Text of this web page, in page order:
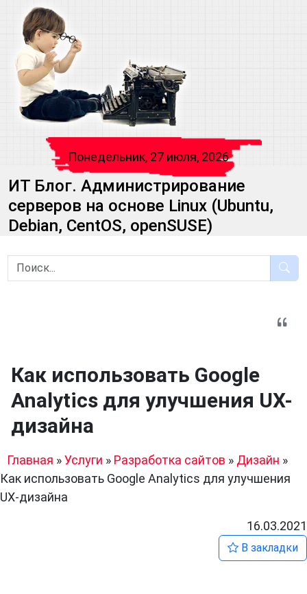
Понедельник, 27 июля, 2026
ИТ Блог. Администрирование
серверов на основе Linux (Ubuntu,
Debian, CentOS, openSUSE)
Как использовать Google
Analytics для улучшения UX-
дизайна
Главная »Услуги » Разработка сайтов » Дизайн »
Как использовать Google Analytics для улучшения
UX-дизайна
16.03.2021
В закладки